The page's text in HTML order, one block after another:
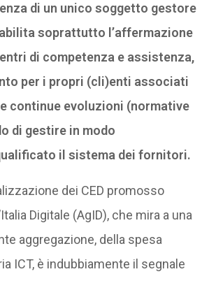
di un unico soggetto gestore
soprattutto l’affermazione
di competenza e assistenza,
per i propri (cli)enti associati
continue evoluzioni (normative
di gestire in modo
il sistema dei fornitori.
dei CED promosso
Digitale (AgID), che mira a una
aggregazione, della spesa
ICT, è indubbiamente il segnale